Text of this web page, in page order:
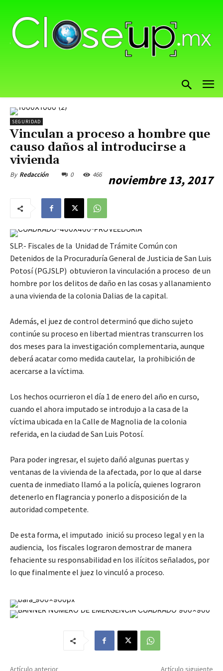
SEGURIDAD
Vinculan a proceso a hombre que
causo daños al introducirse a
vivienda
By Redacción noviembre 13, 2017
0 466
SLP.- Fiscales de la Unidad de Trámite Común con
Detenidos de la Procuraduría General de Justicia de San Luis
Potosí (PGJSLP) obtuvieron la vinculación a proceso de un
hombre por los delitos de daño en las cosas y allanamiento
a una vivienda de la colonia Dalias de la capital.
Además, el juez de control determinó que dicho sujeto
continúe su proceso en libertad mientras transcurren los
dos meses para la investigación complementaria, aunque
deberá acatar como medida cautelar, la prohibición de
acercarse a la víctima.
Los hechos ocurrieron el día 1 de enero del año en curso,
cuando el ahora imputado se introdujo a la casa de la
víctima ubicada en la Calle de Magnolia de la colonia
referida, en la ciudad de San Luis Potosí.
Para poder ingresar, el sujeto dañó algunas puertas y
ventanas de la vivienda de la afectada, por lo que al darse
cuenta de inmediato llamó a la policía, quienes lograron
detenerlo en flagrancia y ponerlo a disposición de la
autoridad competente.
De esta forma, el imputado inició su proceso legal y en la
audiencia, los fiscales lograron demostrar de manera
fehaciente su responsabilidad en los ilícitos señalados, por
lo que finalmente el juez lo vinculó a proceso.
Artículo anterior Artículo siguiente